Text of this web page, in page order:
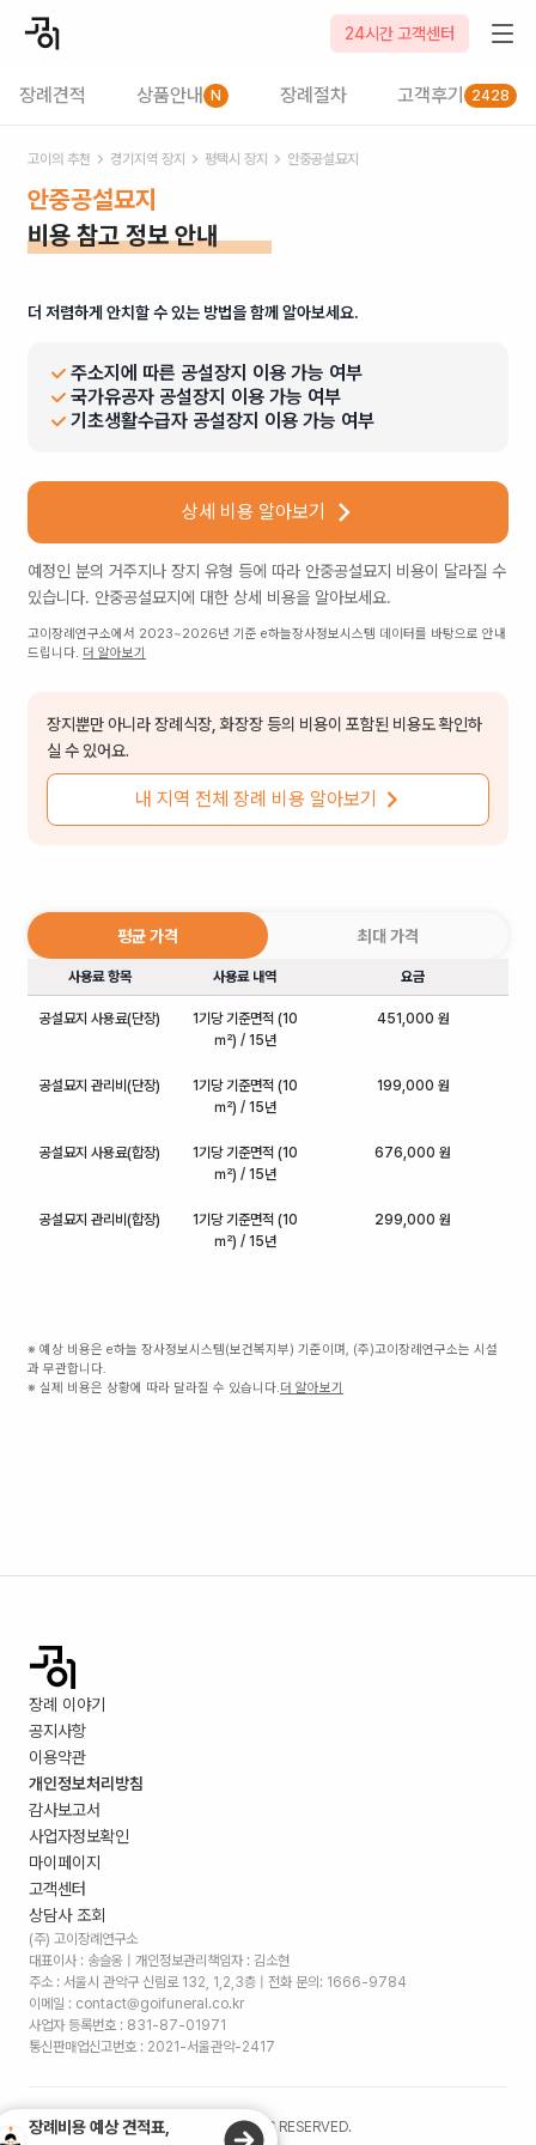
24시간 고객센터
장례견적 상품안내 N 장례절차 고객후기 2428
고이의 추천 경기 지역 장지 평택시 장지 안중공설묘지
안중공설묘지
비용 참고 정보 안내
더 저렴하게 안치할 수 있는 방법을 함께 알아보세요.
주소지에 따른 공설장지 이용 가능 여부
국가유공자 공설장지 이용 가능 여부
기초생활수급자 공설장지 이용 가능 여부
상세 비용 알아보기
예정인 분의 거주지나 장지 유형 등에 따라 안중공설묘지 비용이 달라질 수
있습니다. 안중공설묘지 에 대한 상세 비용을 알아보세요.
고이장례연구소에서 2023~2026년 기준 e하늘장사정보시스템 데이터를 바탕으로 안내
드립니다. 더 알아보기
장지뿐만 아니라 장례식장, 화장장 등의 비용이 포함된 비용도 확인하
실 수 있어요.
내 지역 전체 장례 비용 알아보기
평균 가격 최대 가격
사용료 항목 사용료 내역 요금
공설묘지 사용료(단장)
1기당 기준면적 (10
㎡) / 15년
451,000 원
공설묘지 관리비(단장)
1기당 기준면적 (10
㎡) / 15년
199,000 원
공설묘지 사용료(합장)
1기당 기준면적 (10
㎡) / 15년
676,000 원
공설묘지 관리비(합장)
1기당 기준면적 (10
㎡) / 15년
299,000 원
※ 예상 비용은 e하늘 장사정보시스템(보건복지부) 기준이며, (주)고이장례연구소는 시설
과 무관합니다.
※ 실제 비용은 상황에 따라 달라질 수 있습니다.더 알아보기
장례 이야기
공지사항
이용약관
개인정보처리방침
감사보고서
사업자정보확인
마이페이지
고객센터
상담사 조회
(주) 고이장례연구소
대표이사 : 송슬옹 | 개인정보관리책임자 : 김소현
주소 : 서울시 관악구 신림로 132, 1,2,3층 | 전화 문의: 1666-9784
이메일 : contact@goifuneral.co.kr
사업자 등록번호 : 831-87-01971
통신판매업신고번호 : 2021-서울관악-2417
©2026. (주)고이장례연구소 ALL RIGHTS RESERVED.
장례비용 예상 견적표,